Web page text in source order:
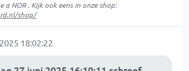
a NOR . Kijk ook eens in onze shop:
shop/
18:02:22